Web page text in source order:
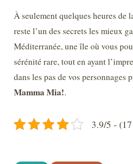
À seulement quelques heures de
reste l’un des secrets les mieux
Méditerranée, une île où vous
sérénité rare, tout en ayant
dans les pas de vos personnages
Mamma Mia!.
3.9/5 -